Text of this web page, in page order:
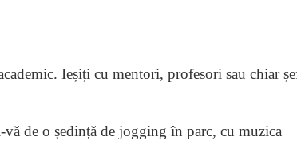
Ieșiți cu mentori, profesori sau chiar
de o ședință de jogging în parc, cu muzica